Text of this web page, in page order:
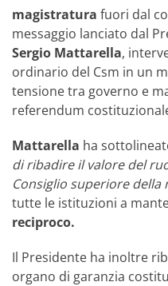
magistratura fuori dal
messaggio lanciato dal
Sergio Mattarella,
ordinario del Csm in un
tensione tra governo e
referendum
Mattarella ha
di ribadire il valore del
Consiglio superiore della
tutte le istituzioni a
reciproco.
Il Presidente ha inoltre
organo di garanzia